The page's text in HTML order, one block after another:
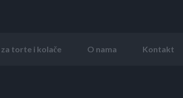
torte i kolače O nama Kontakt